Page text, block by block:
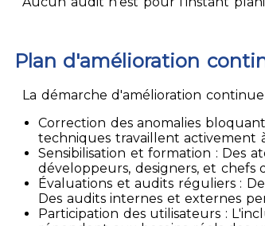
Plan d'amélioration
La démarche d'amélioration
Correction des anomalies
techniques travaillent activement
Sensibilisation et formation : Des
développeurs, designers, et chefs
Évaluations et audits réguliers :
Des audits internes et externes
Participation des utilisateurs :